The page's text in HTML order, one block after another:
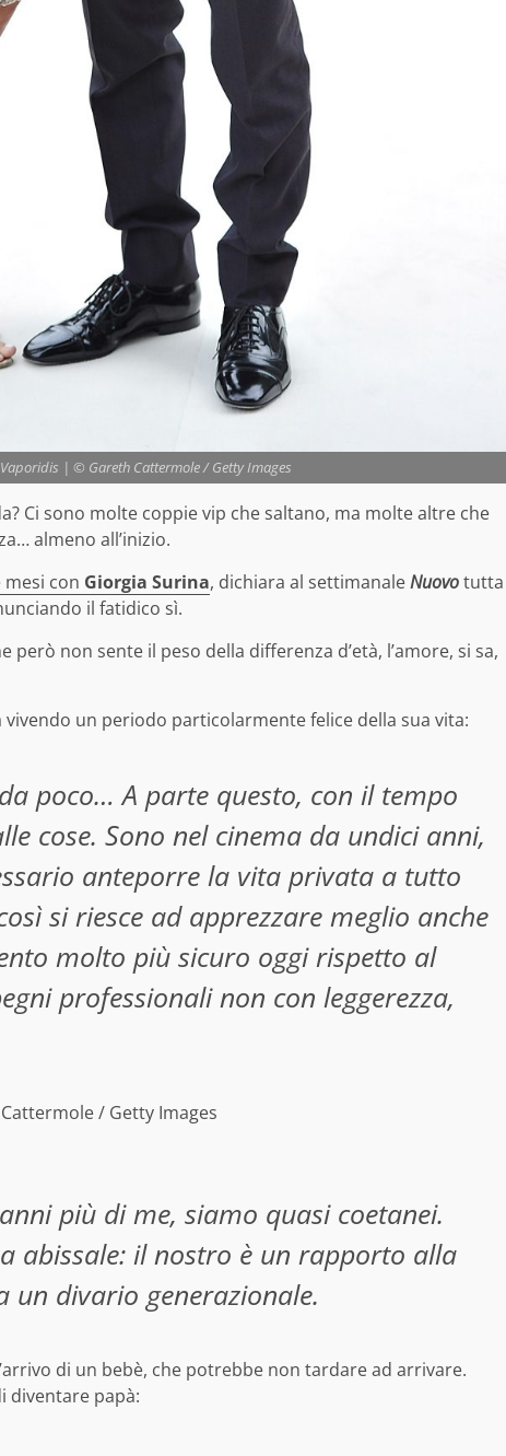
| © Gareth Cattermole / Getty Images
Ci sono molte coppie vip che saltano, ma molte altre che
almeno all’inizio.
con Giorgia Surina, dichiara al settimanaleNuovotutta
il fatidico sì.
non sente il peso della differenza d’età, l’amore, si sa,
vivendo un periodo particolarmente felice della sua vita:
poco… A parte questo, con il tempo
cose. Sono nel cinema da undici anni,
anteporre la vita privata a tutto
si riesce ad apprezzare meglio anche
molto più sicuro oggi rispetto al
professionali non con leggerezza,
/ Getty Images
più di me, siamo quasi coetanei.
abissale: il nostro è un rapporto alla
divario generazionale.
di un bebè, che potrebbe non tardare ad arrivare.
diventare papà: